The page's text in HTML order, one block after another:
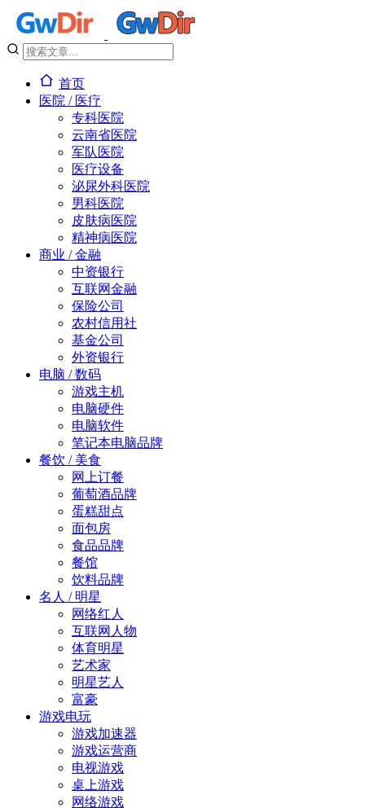
首页
医院 / 医疗
专科医院
云南省医院
军队医院
医疗设备
泌尿外科医院
男科医院
皮肤病医院
精神病医院
商业 / 金融
中资银行
互联网金融
保险公司
农村信用社
基金公司
外资银行
电脑 / 数码
游戏主机
电脑硬件
电脑软件
笔记本电脑品牌
餐饮 / 美食
网上订餐
葡萄酒品牌
蛋糕甜点
面包房
食品品牌
餐馆
饮料品牌
名人 / 明星
网络红人
互联网人物
体育明星
艺术家
明星艺人
富豪
游戏电玩
游戏加速器
游戏运营商
电视游戏
桌上游戏
网络游戏